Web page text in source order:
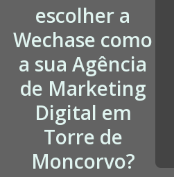
escolher a
Wechase como
a sua Agência
de Marketing
Digital em
Torre de
Moncorvo?